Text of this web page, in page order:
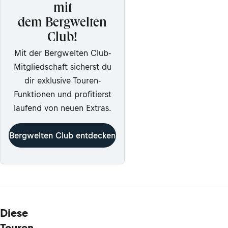
mit
dem Bergwelten
Club!
Mit der Bergwelten Club-
Mitgliedschaft sicherst du
dir exklusive Touren-
Funktionen und profitierst
laufend von neuen Extras.
Bergwelten Club entdecken
Diese